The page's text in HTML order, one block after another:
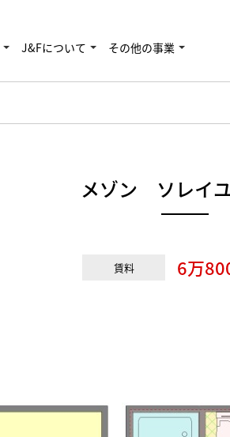
J&Fについて その他の事業
メゾン ソレイ
賃料 6万